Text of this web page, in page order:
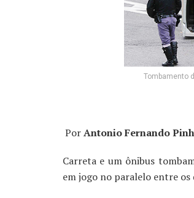
Tombamento
PorAntonio Fernando
Carreta e um ônibus
em jogo no paralelo entre os